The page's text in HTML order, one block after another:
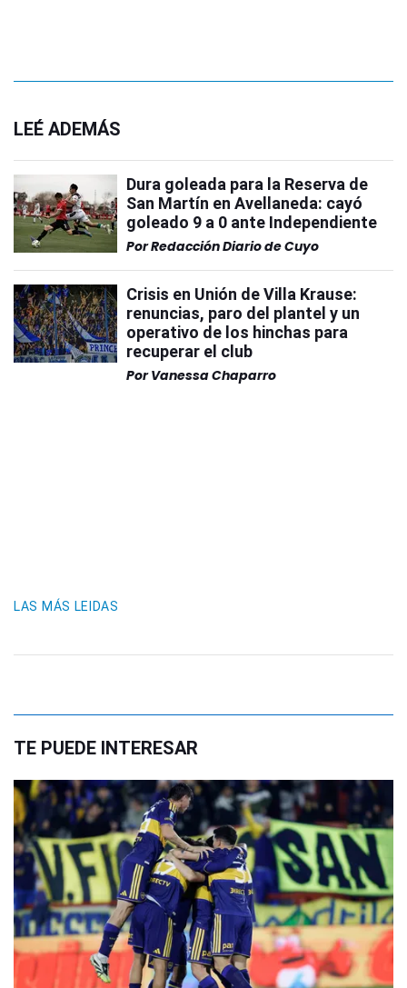
LEÉ ADEMÁS
Dura goleada para la Reserva de
San Martín en Avellaneda: cayó
goleado 9 a 0 ante Independiente
PorRedacción Diario de Cuyo
Crisis en Unión de Villa Krause:
renuncias, paro del plantel y un
operativo de los hinchas para
recuperar el club
Por Vanessa Chaparro
LAS MÁS LEIDAS
TE PUEDE INTERESAR